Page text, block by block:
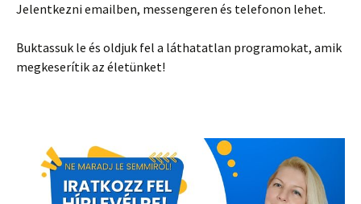
Jelentkezni emailben, messengeren és telefonon lehet.
Buktassuk le és oldjuk fel a láthatatlan programokat, amik
megkeserítik az életünket!